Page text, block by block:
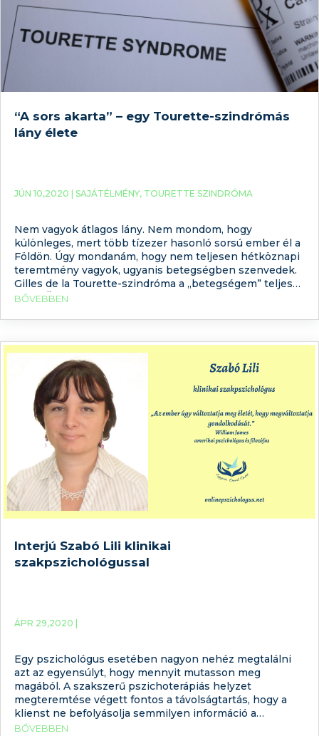
“A sors akarta” – egy Tourette-szindrómás
lány élete
JÚN 10,2020 | SAJÁTÉLMÉNY, TOURETTE SZINDRÓMA
Nem vagyok átlagos lány. Nem mondom, hogy
különleges, mert több tízezer hasonló sorsú ember él a
Földön. Úgy mondanám, hogy nem teljesen hétköznapi
teremtmény vagyok, ugyanis betegségben szenvedek.
Gilles de la Tourette-szindróma a „betegségem” teljes
neve. Ötéves, hathónapos és kétnapos voltam, amikor
BŐVEBBEN
Interjú Szabó Lili klinikai
szakpszichológussal
ÁPR 29,2020 |
Egy pszichológus esetében nagyon nehéz megtalálni
azt az egyensúlyt, hogy mennyit mutasson meg
magából. A szakszerű pszichoterápiás helyzet
megteremtése végett fontos a távolságtartás, hogy a
klienst ne befolyásolja semmilyen információ a
terapeutáról. Ugyanakkor annak, akinek segítségre van
BŐVEBBEN